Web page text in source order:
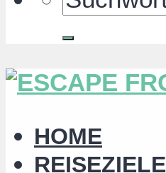
HOME
REISEZIELE